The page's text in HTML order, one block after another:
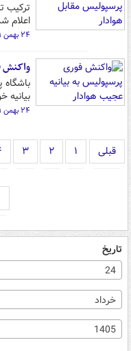
ترکیب
اعلام
۲۴ بهمن ۰۱ - ۱۵:۵۴
واکنش
باشگاه
۲۴ بهمن ۰۱ - ۱۴:۵۰
قبلی ۱ ۲ ۳
تاریخ
24
خرداد
1405